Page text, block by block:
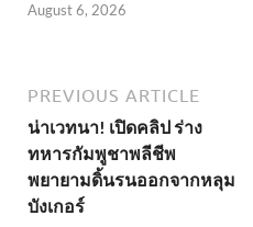
August 6, 2026
PREVIOUS ARTICLE
น่าเวทนา! เปิดคลิป ร่าง
ทหารกัมพูชาพลีชีพ
พยายามดิ้นรนออกจากหลุม
บังเกอร์